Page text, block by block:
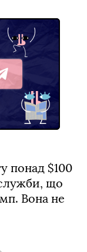
понад $100
що
Вона не